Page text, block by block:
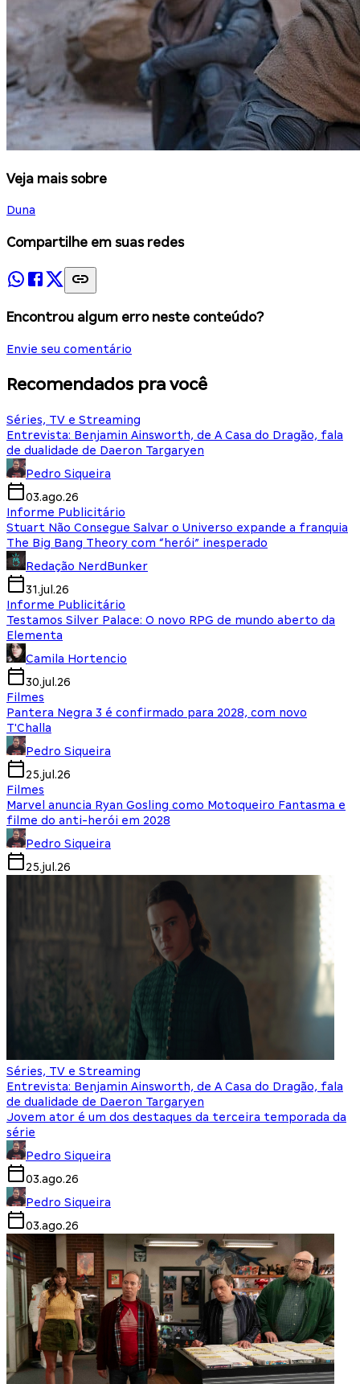
Veja mais sobre
Duna
Compartilhe em suas redes
Encontrou algum erro neste conteúdo?
Envie seu comentário
Recomendados pra você
Séries, TV e Streaming
Entrevista: Benjamin Ainsworth, de A Casa do Dragão, fala
de dualidade de Daeron Targaryen
Pedro Siqueira
03.ago.26
Informe Publicitário
Stuart Não Consegue Salvar o Universo expande a franquia
The Big Bang Theory com “herói” inesperado
Redação NerdBunker
31.jul.26
Informe Publicitário
Testamos Silver Palace: O novo RPG de mundo aberto da
Elementa
Camila Hortencio
30.jul.26
Filmes
Pantera Negra 3 é confirmado para 2028, com novo
T'Challa
Pedro Siqueira
25.jul.26
Filmes
Marvel anuncia Ryan Gosling como Motoqueiro Fantasma e
filme do anti-herói em 2028
Pedro Siqueira
25.jul.26
Séries, TV e Streaming
Entrevista: Benjamin Ainsworth, de A Casa do Dragão, fala
de dualidade de Daeron Targaryen
Jovem ator é um dos destaques da terceira temporada da
série
Pedro Siqueira
03.ago.26
Pedro Siqueira
03.ago.26